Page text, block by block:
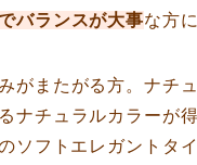
バランスが大事な方
がまたがる方。ナチ
ナチュラルカラーが
ソフトエレガントタ